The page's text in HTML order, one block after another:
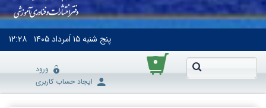
پنج شنبه۱۵ اَمرداد ۱۴۰۵ ۱۲:۲۸
۰
ورود
ایجاد حساب کاربری